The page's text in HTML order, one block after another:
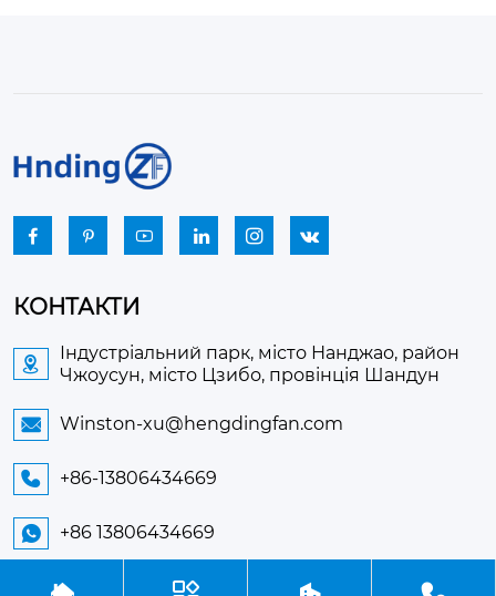
     
КОНТАКТИ

Індустріальний парк, місто Нанджао, район
Чжоусун, місто Цзибо, провінція Шандун
 Winston-xu@hengdingfan.com
 +86-13806434669
 +86 13806434669